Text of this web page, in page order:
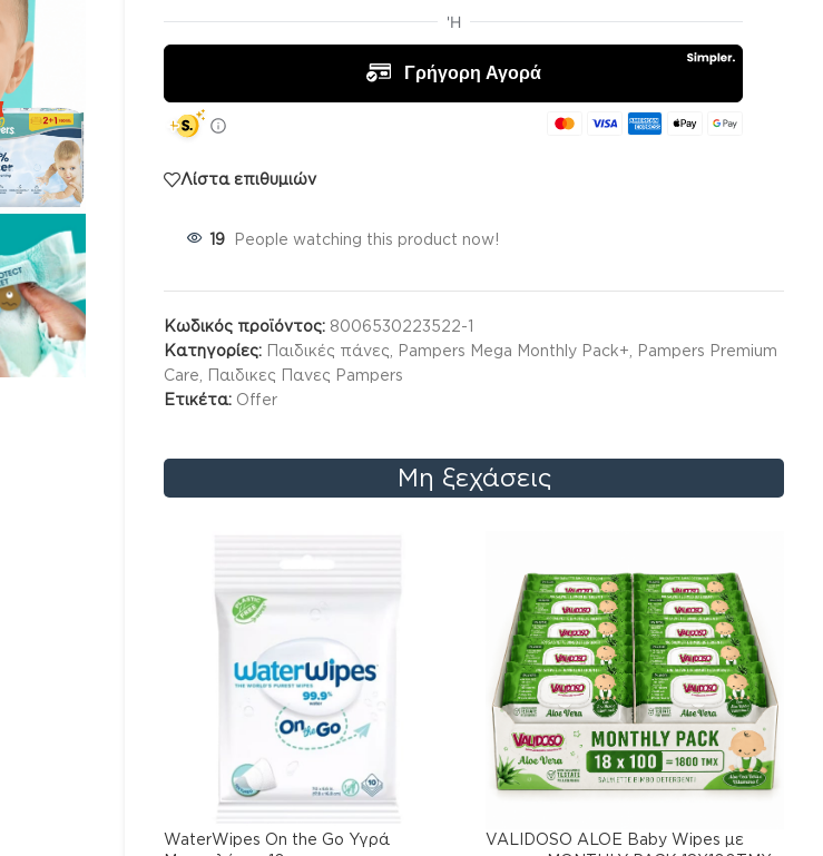
Λίστα επιθυμιών
19 People watching this product now!
Κωδικός προϊόντος: 8006530223522-1
Κατηγορίες: Παιδικές πάνες Pampers Mega Monthly Pack+
Pampers Premium
Care
Παιδικες Πανες Pampers
Ετικέτα: Offer
Μη ξεχάσεις
WaterWipes On the Go Υγρά
VALIDOSO ALOE Baby Wipes με